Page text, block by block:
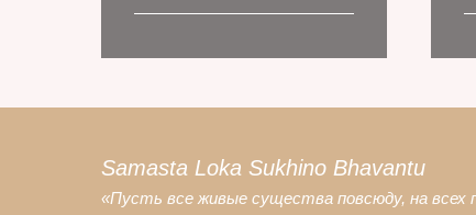
Samasta Loka Sukhino Bhavantu
«Пусть все живые существа повсюду, на